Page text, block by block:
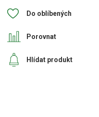
Štípačka na dřevo
VARI
VARI malotraktory
VARI multifunkční nosiče
Do oblíbených
Porovnat
Hlídat produkt